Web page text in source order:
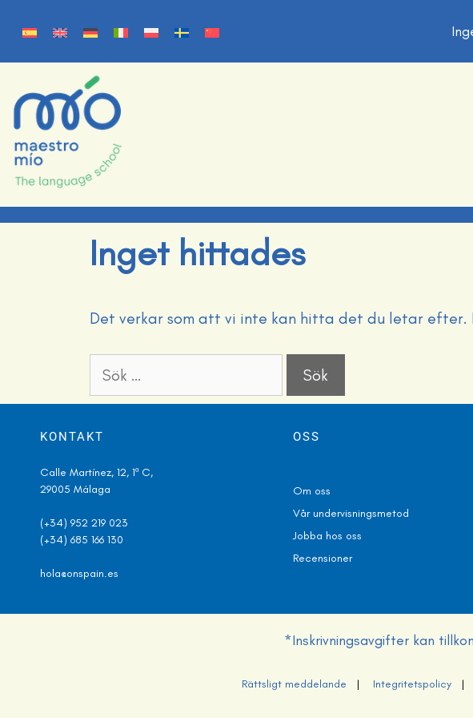
Inget hittades
Det verkar som att vi inte kan hitta det du letar efter.
KONTAKT
Calle Martínez, 12, 1º C,
29005 Málaga
(+34) 952 219 023
(+34) 685 166 130
hola@onspain.es
OSS
Om oss
Vår undervisningsmetod
Jobba hos oss
Recensioner
*Inskrivningsavgifter kan
Rättsligt meddelande | Integritetspolicy|